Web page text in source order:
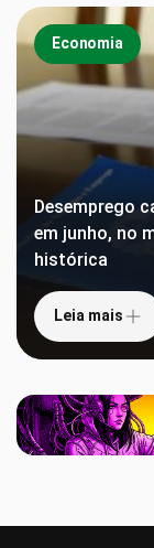
Economia
Desemprego
em junho, no
histórica
Leia mais